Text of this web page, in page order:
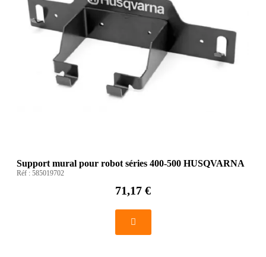
Support mural pour robot séries 400-500 HUSQVARNA
Réf : 585019702
71,17 €